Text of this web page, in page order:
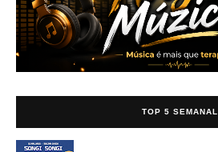
TOP 5 SEMANAL